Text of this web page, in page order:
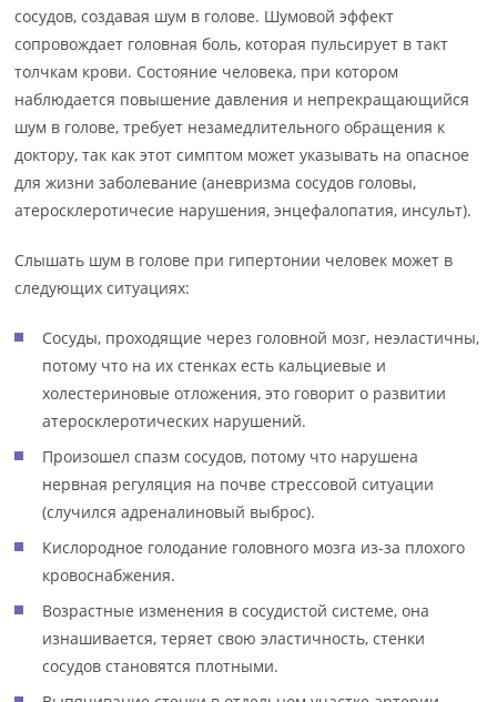
сосудов, создавая шум в голове. Шумовой эффект
сопровождает головная боль, которая пульсирует в такт
толчкам крови. Состояние человека, при котором
наблюдается повышение давления и непрекращающийся
шум в голове, требует незамедлительного обращения к
доктору, так как этот симптом может указывать на опасное
для жизни заболевание (аневризма сосудов головы,
атеросклеротичесие нарушения, энцефалопатия, инсульт).
Слышать шум в голове при гипертонии человек может в
следующих ситуациях:
Сосуды, проходящие через головной мозг, неэластичны,
потому что на их стенках есть кальциевые и
холестериновые отложения, это говорит о развитии
атеросклеротических нарушений.
Произошел спазм сосудов, потому что нарушена
нервная регуляция на почве стрессовой ситуации
(случился адреналиновый выброс).
Кислородное голодание головного мозга из-за плохого
кровоснабжения.
Возрастные изменения в сосудистой системе, она
изнашивается, теряет свою эластичность, стенки
сосудов становятся плотными.